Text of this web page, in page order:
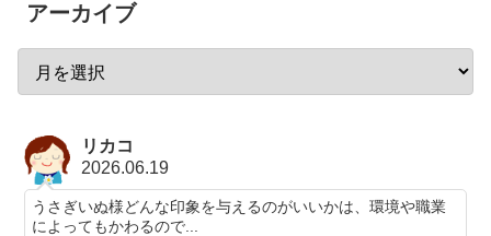
アーカイブ
リカコ
2026.06.19
うさぎいぬ様どんな印象を与えるのがいいかは、環境や職業
によってもかわるので...